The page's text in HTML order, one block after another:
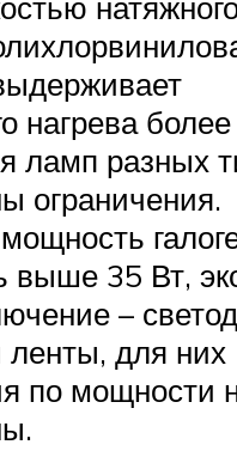
нагрева
ламп разных
ограничения.
выше 35 Вт,
–
ленты, для них
по мощности